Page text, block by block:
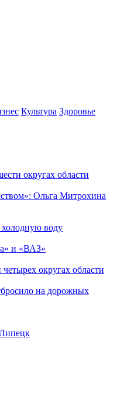
Культура Здоровье
округах области
Ольга Митрохина
воду
и «ВАЗ»
округах области
на дорожных